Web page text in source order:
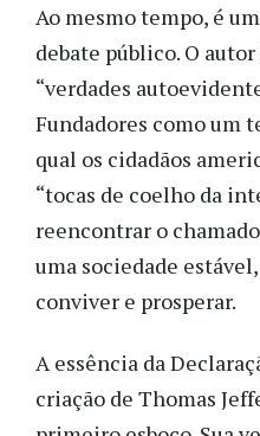
Ao mesmo tempo, é
debate público. O
“verdades
Fundadores como um
qual os cidadãos
“tocas de coelho da
reencontrar o
uma sociedade
conviver e prosperar.
A essência da
criação de Thomas